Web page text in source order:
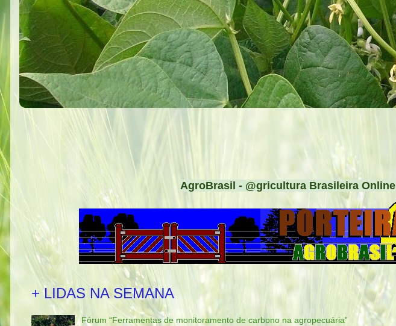
AgroBrasil - @gricultura Brasileira Online
+ LIDAS NA SEMANA
Fórum “Ferramentas de monitoramento de carbono na agropecuária”